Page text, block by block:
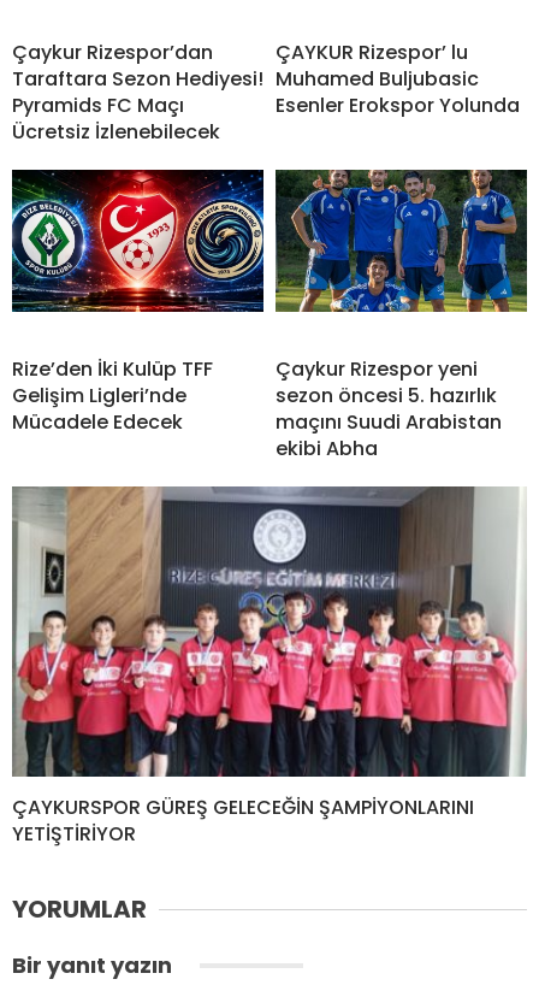
Çaykur Rizespor’dan
Taraftara Sezon Hediyesi!
Pyramids FC Maçı
Ücretsiz İzlenebilecek
ÇAYKUR Rizespor’ lu
Muhamed Buljubasic
Esenler Erokspor Yolunda
Rize’den İki Kulüp TFF
Gelişim Ligleri’nde
Mücadele Edecek
Çaykur Rizespor yeni
sezon öncesi 5. hazırlık
maçını Suudi Arabistan
ekibi Abha
ÇAYKURSPOR GÜREŞ GELECEĞİN ŞAMPİYONLARINI
YETİŞTİRİYOR
YORUMLAR
Bir yanıt yazın